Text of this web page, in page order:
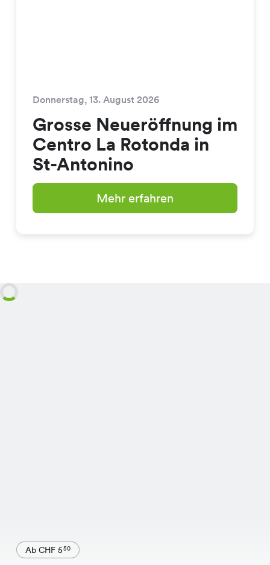
Donnerstag, 13. August 2026
Grosse Neueröffnung im
Centro La Rotonda in
St-Antonino
Mehr erfahren
Ab CHF 550